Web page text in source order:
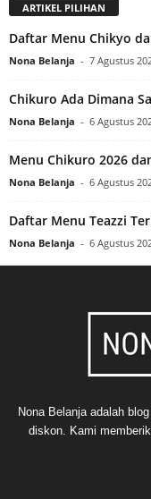
ARTIKEL PILIHAN
Daftar Menu Chikyo
Nona Belanja - 7 Agustus
Chikuro Ada Dimana
Nona Belanja - 6 Agustus
Menu Chikuro 2026
Nona Belanja - 6 Agustus
Daftar Menu Teazzi
Nona Belanja - 6 Agustus
Nona Belanja adalah
diskon. Kami